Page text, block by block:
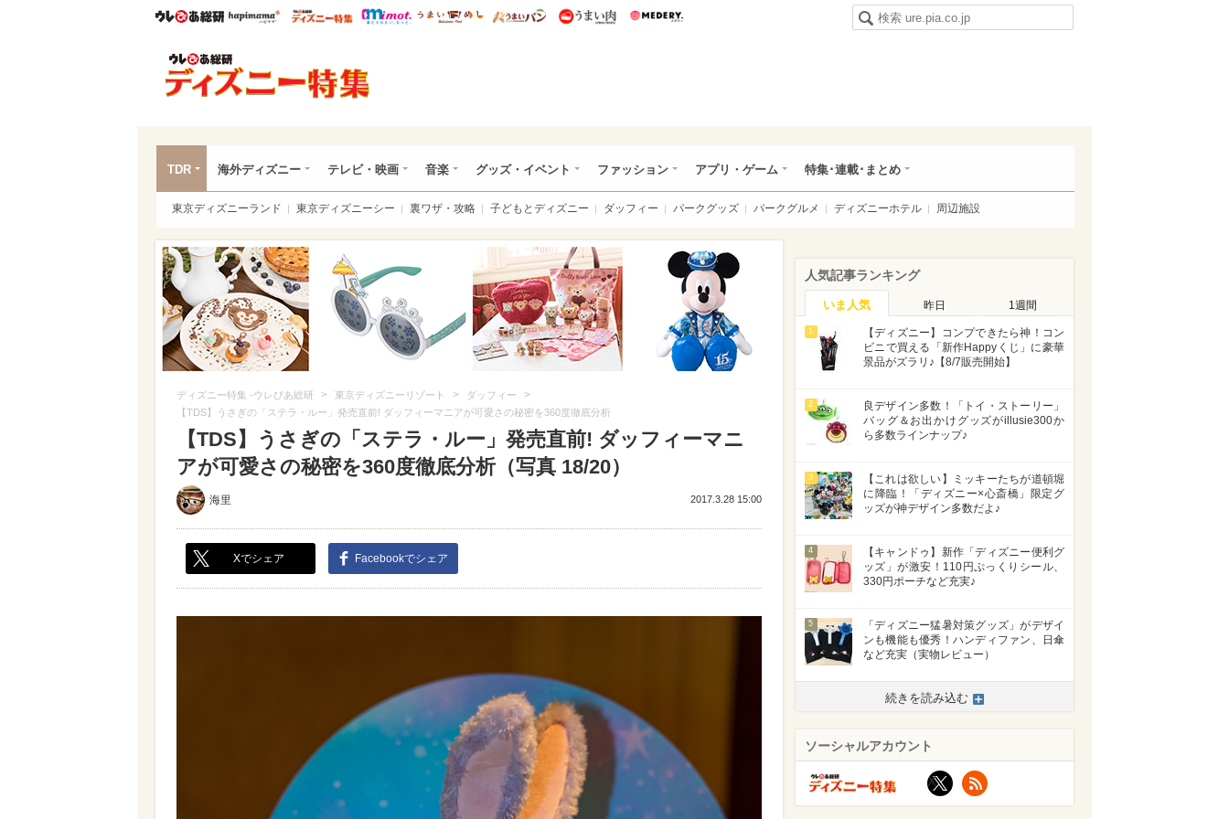
ウレぴあ総研ハピママ* ウレぴあ総研 ディズニー特集
mimot. うまいめし うまいパン うまい肉
TDR 海外ディズニー テレビ・映画 音楽 グッズ・イベント ファッション アプリ・ゲーム 特集･連載･まとめ
東京ディズニーランド 東京ディズニーシー 裏ワザ・攻略 子どもとディズニー ダッフィー パークグッズ パークグルメ ディズニーホテル 周辺施設
ディズニー特集 -ウレぴあ総研 > 東京ディズニーリゾート > ダッフィー >
【TDS】うさぎの「ステラ・ルー」発売直前! ダッフィーマニアが可愛さの秘密を360度徹底分析
【TDS】うさぎの「ステラ・ルー」発売直前! ダッフィーマニ
アが可愛さの秘密を360度徹底分析（写真 18/20）
海里 2017.3.28 15:00
Xでシェア Facebookでシェア
人気記事ランキング
いま人気 昨日 1週間
1
【ディズニー】コンプできたら神！コン
ビニで買える「新作Happyくじ」に豪華
景品がズラリ♪【8/7販売開始】
2
良デザイン多数！「トイ・ストーリー」
バッグ＆お出かけグッズがillusie300か
ら多数ラインナップ♪
3
【これは欲しい】ミッキーたちが道頓堀
に降臨！「ディズニー×心斎橋」限定グ
ッズが神デザイン多数だよ♪
4
【キャンドゥ】新作「ディズニー便利グ
ッズ」が激安！110円ぷっくりシール、
330円ポーチなど充実♪
5
「ディズニー猛暑対策グッズ」がデザイ
ンも機能も優秀！ハンディファン、日傘
など充実（実物レビュー）
続きを読み込む
ソーシャルアカウント
X